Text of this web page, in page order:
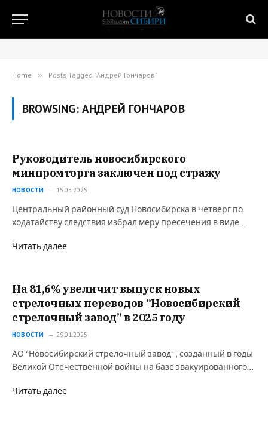
Home » Posts Tagged "Андрей Гончаров"
BROWSING: АНДРЕЙ ГОНЧАРОВ
Руководитель новосибирского
минпромторга заключен под стражу
НОВОСТИ 15.05.2025
Центральный районный суд Новосибирска в четверг по
ходатайству следствия избрал меру пресечения в виде…
Читать далее
На 81,6% увеличит выпуск новых
стрелочных переводов “Новосибирский
стрелочный завод” в 2025 году
НОВОСТИ 29.01.2025
АО “Новосибирский стрелочный завод” , созданный в годы
Великой Отечественной войны на базе эвакуированного…
Читать далее